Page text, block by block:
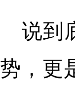
说到
势，更